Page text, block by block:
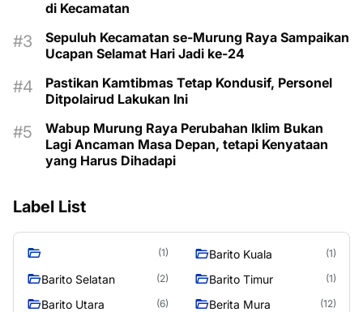
di Kecamatan
Sepuluh Kecamatan se-Murung Raya Sampaikan
Ucapan Selamat Hari Jadi ke-24
Pastikan Kamtibmas Tetap Kondusif, Personel
Ditpolairud Lakukan Ini
Wabup Murung Raya Perubahan Iklim Bukan
Lagi Ancaman Masa Depan, tetapi Kenyataan
yang Harus Dihadapi
Label List
(1) Barito Kuala (1)
Barito Selatan (2) Barito Timur (1)
Barito Utara (6) Berita Mura (12)